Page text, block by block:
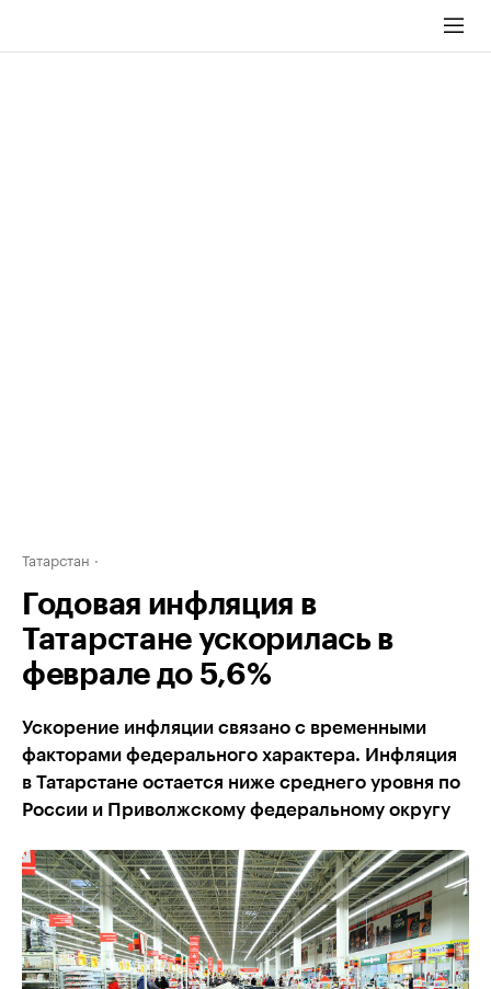
Татарстан
Годовая инфляция в
Татарстане ускорилась в
феврале до 5,6%
Ускорение инфляции связано с временными
факторами федерального характера. Инфляция
в Татарстане остается ниже среднего уровня по
России и Приволжскому федеральному округу